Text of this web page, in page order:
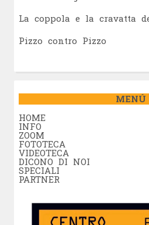
La coppola e la cravatta
Pizzo contro Pizzo
MENÚ
HOME
INFO
ZOOM
FOTOTECA
VIDEOTECA
DICONO DI NOI
SPECIALI
PARTNER